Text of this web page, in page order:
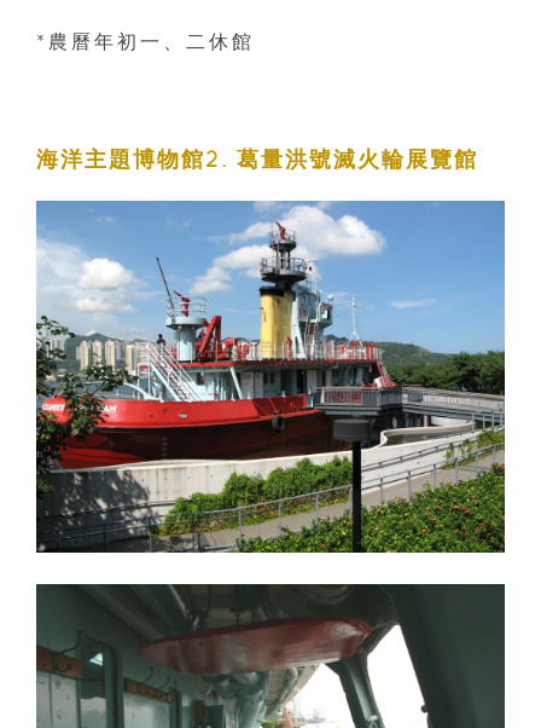
*農曆年初一、二休館
海洋主題博物館2. 葛量洪號滅火輪展覽館